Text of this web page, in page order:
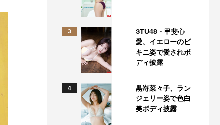
3
STU48・甲斐心
愛、イエローのビ
キニ姿で愛されボ
ディ披露
4
黒嵜菜々子、ラン
ジェリー姿で色白
美ボディ披露